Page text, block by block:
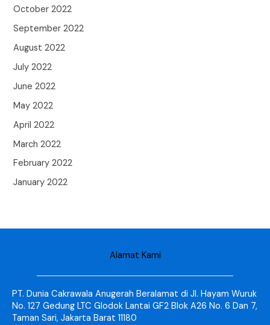
October 2022
September 2022
August 2022
July 2022
June 2022
May 2022
April 2022
March 2022
February 2022
January 2022
Alamat Kami
PT. Dunia Cakrawala Anugerah Beralamat di Jl. Hayam Wuruk
No. 127 Gedung LTC Glodok Lantai GF2 Blok A26 No. 6 Dan 7,
Taman Sari, Jakarta Barat 11180